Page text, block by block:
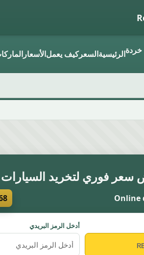
الرئيسيةالسعركيف يعملالأسعار
فوري لتخريد السيارات
Online
أدخل الرمز البريدي